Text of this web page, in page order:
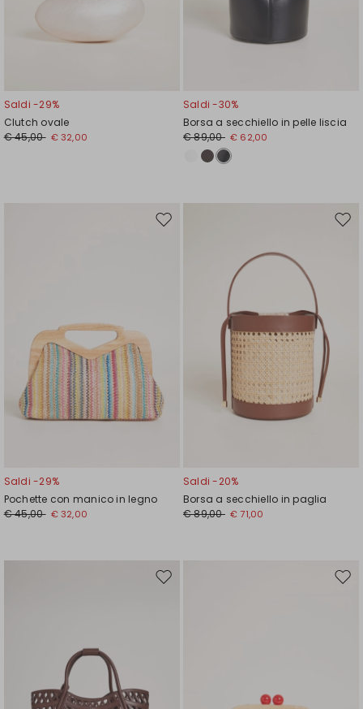
Saldi -29%
Clutch ovale
€ 45,00 € 32,00
Saldi -30%
Borsa a secchiello in pelle liscia
€ 89,00 € 62,00
Sposta
Saldi -29%
Pochette con manico in legno
€ 45,00 € 32,00
Saldi -20%
Borsa a secchiello in paglia
€ 89,00 € 71,00
Sposta